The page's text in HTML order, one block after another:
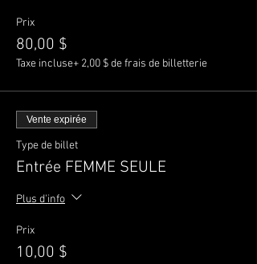
Prix
80,00 $
Taxe incluse+ 2,00 $ de frais de billetterie
Vente expirée
Type de billet
Entrée FEMME SEULE
Plus d'info
Prix
10,00 $